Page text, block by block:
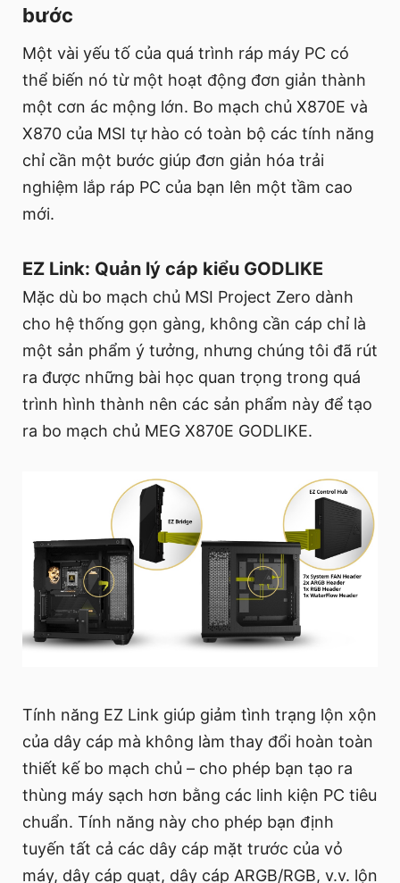
bước
Một vài yếu tố của quá trình ráp máy PC có
thể biến nó từ một hoạt động đơn giản thành
một cơn ác mộng lớn. Bo mạch chủ X870E và
X870 của MSI tự hào có toàn bộ các tính năng
chỉ cần một bước giúp đơn giản hóa trải
nghiệm lắp ráp PC của bạn lên một tầm cao
mới.
EZ Link: Quản lý cáp kiểu GODLIKE
Mặc dù bo mạch chủ MSI Project Zero dành
cho hệ thống gọn gàng, không cần cáp chỉ là
một sản phẩm ý tưởng, nhưng chúng tôi đã rút
ra được những bài học quan trọng trong quá
trình hình thành nên các sản phẩm này để tạo
ra bo mạch chủ MEG X870E GODLIKE.
Tính năng EZ Link giúp giảm tình trạng lộn xộn
của dây cáp mà không làm thay đổi hoàn toàn
thiết kế bo mạch chủ – cho phép bạn tạo ra
thùng máy sạch hơn bằng các linh kiện PC tiêu
chuẩn. Tính năng này cho phép bạn định
tuyến tất cả các dây cáp mặt trước của vỏ
máy, dây cáp quạt, dây cáp ARGB/RGB, v.v. lộn